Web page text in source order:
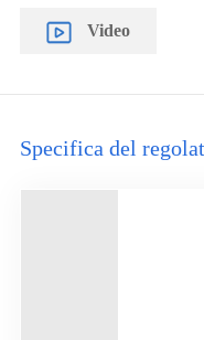
Video
Specifica del